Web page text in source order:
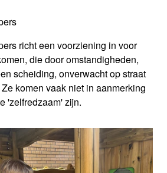
richt een voorziening in voor
die door omstandigheden,
scheiding, onverwacht op straat
komen vaak niet in aanmerking
'zelfredzaam' zijn.